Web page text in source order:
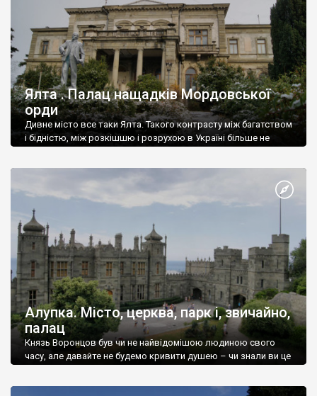
Ялта . Палац нащадків Мордовської
орди
Дивне місто все таки Ялта. Такого контрасту між багатством
і бідністю, між розкішшю і розрухою в Україні більше не
Алупка. Місто, церква, парк і, звичайно,
палац
Князь Воронцов був чи не найвідомішою людиною свого
часу, але давайте не будемо кривити душею – чи знали ви це